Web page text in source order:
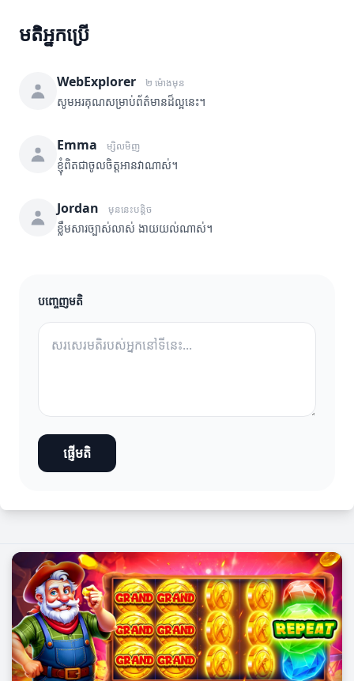
មតិអ្នកប្រើ
WebExplorer ២ ម៉ោងមុន
សូមអរគុណសម្រាប់ព័ត៌មានដ៏ល្អនេះ។
Emma ម្សិលមិញ
ខ្ញុំពិតជាចូលចិត្តអានវាណាស់។
Jordan មុននេះបន្តិច
ខ្លឹមសារច្បាស់លាស់ ងាយយល់ណាស់។
បញ្ចេញមតិ
ផ្ញើមតិ